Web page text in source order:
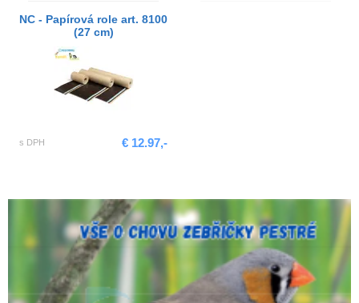
NC - Papírová role art. 8100
(27 cm)
s DPH € 12.97,-